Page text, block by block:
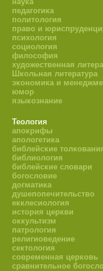
педагогика
политология
право и
психология
социология
философия
художественная
Школьная литература
экономика и
юмор
языкознание
Теология
апокрифы
апологетика
библейские
библиология
библейские словари
богословие
догматика
душепопечительство
екклесиология
история церкви
оккультизм
патрология
религиоведение
сектология
современная церковь
сравнительное